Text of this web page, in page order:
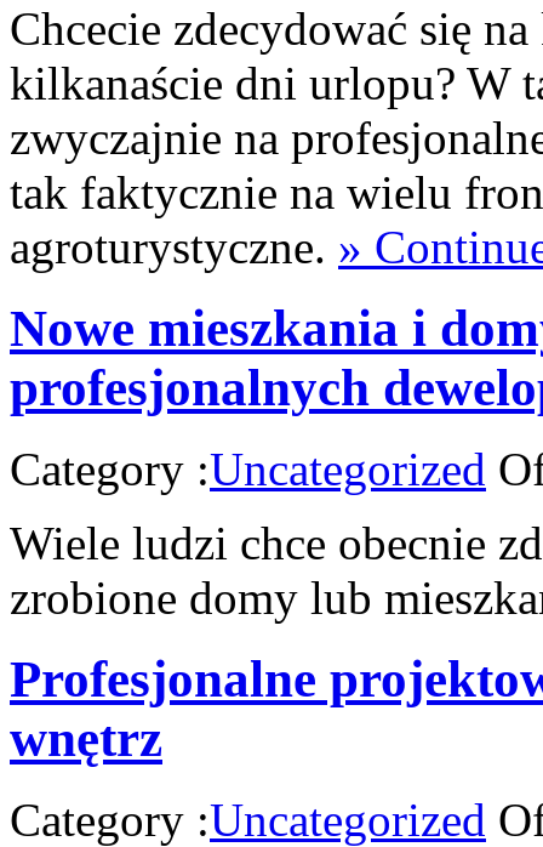
Chcecie zdecydować się
kilkanaście dni urlopu? W
zwyczajnie na
tak faktycznie na wielu
agroturystyczne. »
Nowe mieszkania i
profesjonalnych
Category :Uncategorized
Wiele ludzi chce obecnie
zrobione domy lub
Profesjonalne
wnętrz
Category :Uncategorized